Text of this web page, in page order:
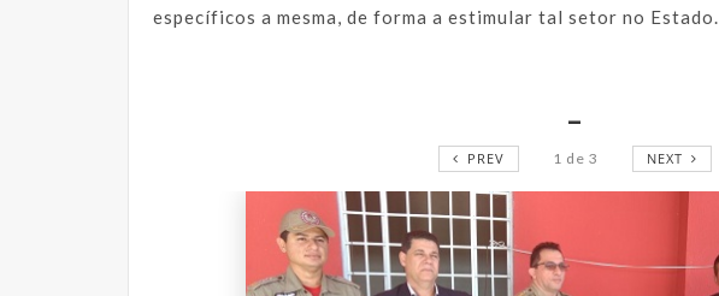
específicos a mesma, de forma a estimular tal setor no Estado.
PREV 1 de 3 NEXT